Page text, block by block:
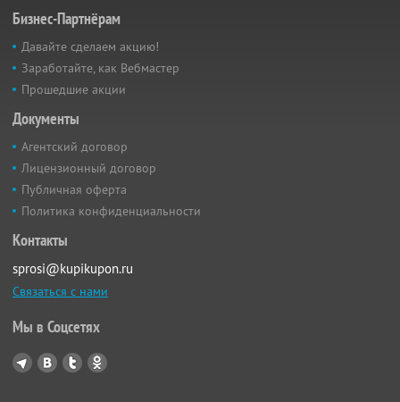
Бизнес-Партнёрам
Давайте сделаем акцию!
Заработайте, как Вебмастер
Прошедшие акции
Документы
Агентский договор
Лицензионный договор
Публичная оферта
Политика конфиденциальности
Контакты
sprosi@kupikupon.ru
Связаться с нами
Мы в Соцсетях